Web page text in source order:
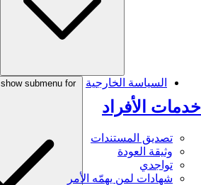
خدمات الأفراد
تصديق المستندات
وثيقة العودة
تواجدي
شهادات لمن يهمّه الأمر
السياسة الخارجية show submenu for السياسة الخارجية